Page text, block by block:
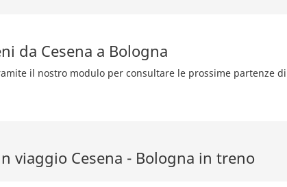
da Cesena a Bologna
il nostro modulo per consultare le prossime partenze di
viaggio Cesena - Bologna in treno